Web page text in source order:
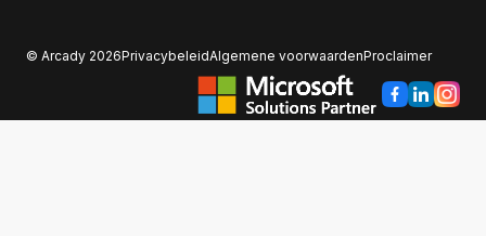
© Arcady 2026PrivacybeleidAlgemene voorwaardenProclaimer